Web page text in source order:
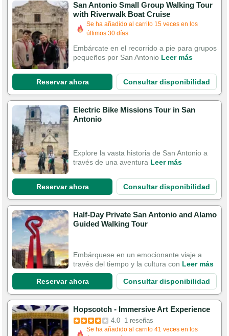
San Antonio Small Group Walking Tour
with Riverwalk Boat Cruise
Se ha añadido al carrito 15 veces en los
últimos 30 días
Embárcate en el recorrido a pie para grupos
pequeños por San Antonio Leer más
Reservar ahora Consultar disponibilidad
Electric Bike Missions Tour in San
Antonio
Explore la vasta historia de San Antonio a
través de una aventura Leer más
Reservar ahora Consultar disponibilidad
Half-Day Private San Antonio and Alamo
Guided Walking Tour
Embárquese en un emocionante viaje a
través del tiempo y la cultura con Leer más
Reservar ahora Consultar disponibilidad
Hopscotch - Immersive Art Experience
4.0 1 reseñas
Se ha añadido al carrito 41 veces en los